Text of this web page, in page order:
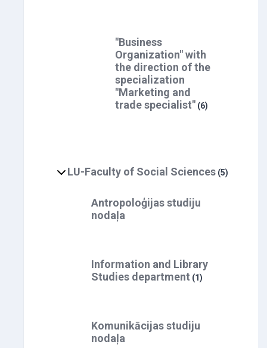
"Business
Organization" with
the direction of the
specialization
"Marketing and
trade specialist" (6)
LU-Faculty of Social Sciences (5)
Antropoloģijas studiju
nodaļa
Information and Library
Studies department (1)
Komunikācijas studiju
nodaļa